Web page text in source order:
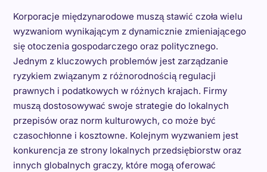
Korporacje międzynarodowe muszą stawić czoła wielu
wyzwaniom wynikającym z dynamicznie zmieniającego
się otoczenia gospodarczego oraz politycznego.
Jednym z kluczowych problemów jest zarządzanie
ryzykiem związanym z różnorodnością regulacji
prawnych i podatkowych w różnych krajach. Firmy
muszą dostosowywać swoje strategie do lokalnych
przepisów oraz norm kulturowych, co może być
czasochłonne i kosztowne. Kolejnym wyzwaniem jest
konkurencja ze strony lokalnych przedsiębiorstw oraz
innych globalnych graczy, które mogą oferować